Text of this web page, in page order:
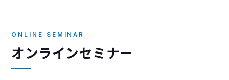
ONLINE SEMINAR
オンラインセミナー